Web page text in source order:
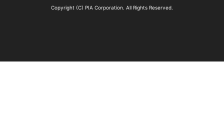
Copyright (C) PIA Corporation. All Rights Reserved.